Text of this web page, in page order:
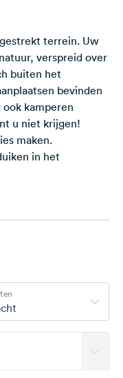
terrein. Uw
verspreid over
buiten het
bevinden
kamperen
u niet krijgen!
maken.
in het
Tsjechië bereiken.
verschillende
€ 2,50
contant te
naar het VVV-
een toeslag van €